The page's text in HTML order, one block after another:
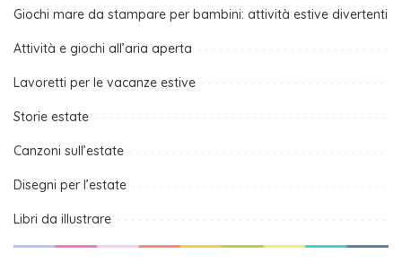
Giochi mare da stampare per bambini: attività estive divertenti
Attività e giochi all’aria aperta
Lavoretti per le vacanze estive
Storie estate
Canzoni sull’estate
Disegni per l’estate
Libri da illustrare